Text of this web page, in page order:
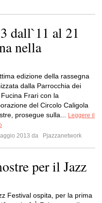
dall`11 al 21
nella
edizione della rassegna
dalla Parrocchia dei
Frari con la
del Circolo Caligola
prosegue sulla...
Leggere il
2013 da
Pjazzanetwork
per il Jazz
Festival ospita, per la prima